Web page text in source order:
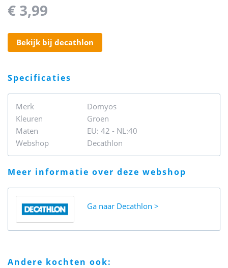
€ 3,99
bekijk bij decathlon
specificaties
Merk
Domyos
Kleuren
Groen
Maten
EU: 42 - NL:40
Webshop
Decathlon
meer informatie over deze webshop
Ga naar Decathlon
andere kochten ook: